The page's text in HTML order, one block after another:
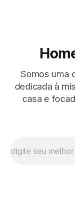
Somos uma
dedicada à
casa e